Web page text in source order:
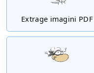
Extrage imagini PDF